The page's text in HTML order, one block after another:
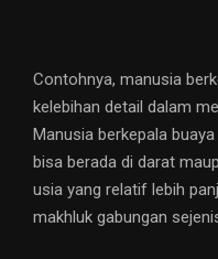
Contohnya, manusia
kelebihan detail dalam
Manusia berkepala
bisa berada di darat
usia yang relatif lebih
makhluk gabungan